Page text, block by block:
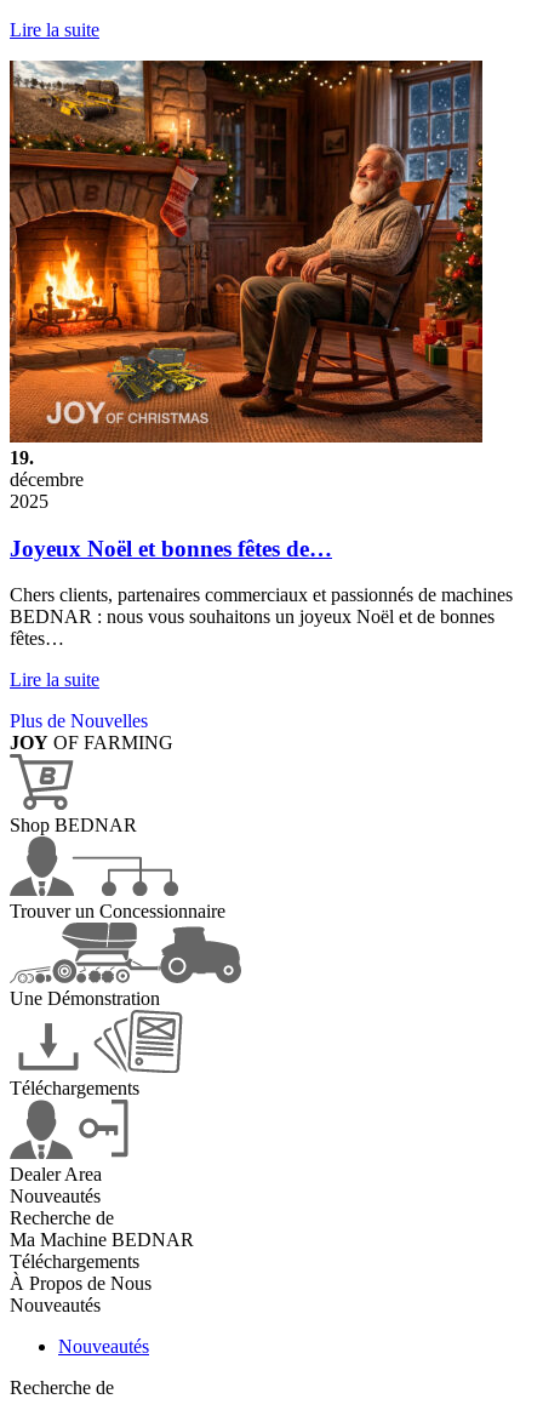
Lire la suite
19.
décembre
2025
Joyeux Noël et bonnes fêtes de…
Chers clients, partenaires commerciaux et passionnés de machines
BEDNAR : nous vous souhaitons un joyeux Noël et de bonnes
fêtes…
Lire la suite
Plus de Nouvelles
JOY OF FARMING
Shop BEDNAR
Trouver un Concessionnaire
Une Démonstration
Téléchargements
Dealer Area
Nouveautés
Recherche de
Ma Machine BEDNAR
Téléchargements
À Propos de Nous
Nouveautés
Nouveautés
Recherche de